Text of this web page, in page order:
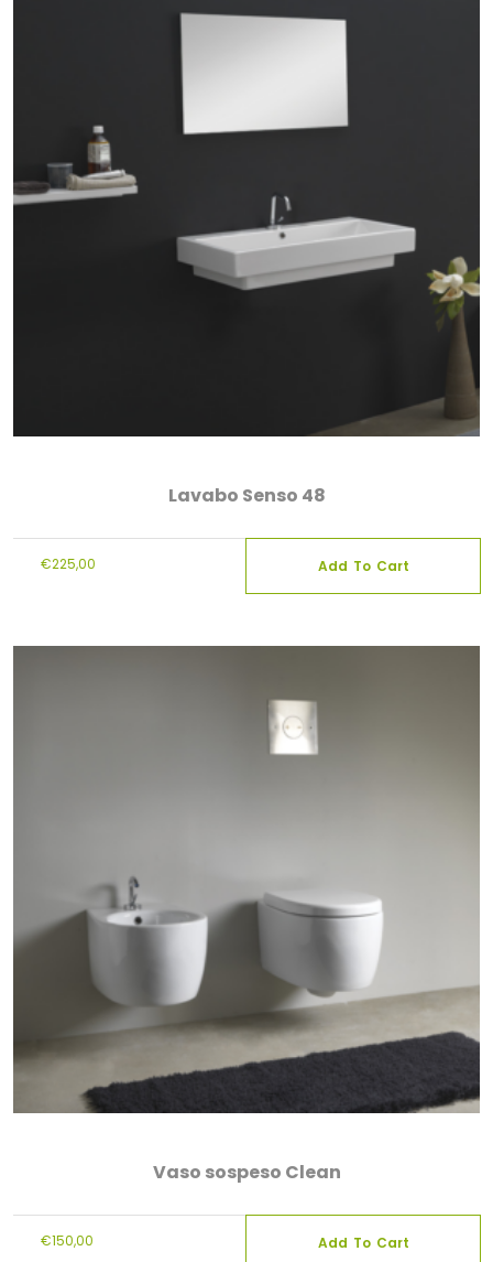
Lavabo Senso 48
€225,00 Add To Cart
Vaso sospeso Clean
€150,00 Add To Cart